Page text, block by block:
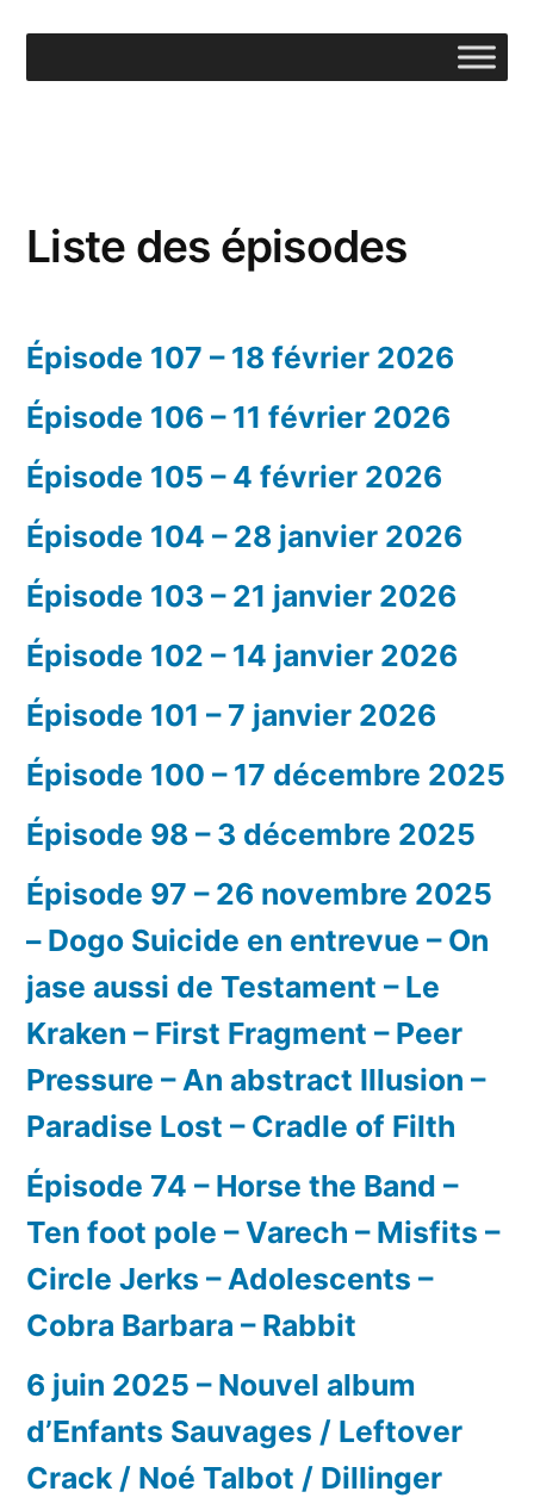
Liste des épisodes
Épisode 107 – 18 février 2026
Épisode 106 – 11 février 2026
Épisode 105 – 4 février 2026
Épisode 104 – 28 janvier 2026
Épisode 103 – 21 janvier 2026
Épisode 102 – 14 janvier 2026
Épisode 101 – 7 janvier 2026
Épisode 100 – 17 décembre 2025
Épisode 98 – 3 décembre 2025
Épisode 97 – 26 novembre 2025
– Dogo Suicide en entrevue – On
jase aussi de Testament – Le
Kraken – First Fragment – Peer
Pressure – An abstract Illusion –
Paradise Lost – Cradle of Filth
Épisode 74 – Horse the Band –
Ten foot pole – Varech – Misfits –
Circle Jerks – Adolescents –
Cobra Barbara – Rabbit
6 juin 2025 – Nouvel album
d’Enfants Sauvages / Leftover
Crack / Noé Talbot / Dillinger